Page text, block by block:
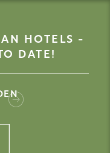
HOTELS -
DATE!